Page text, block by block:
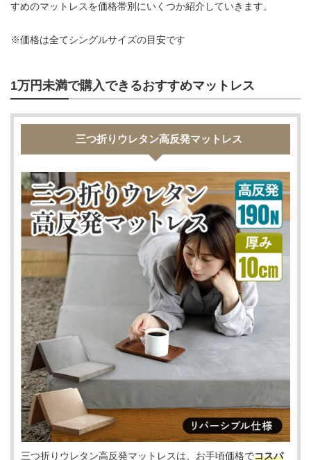
すめのマットレスを価格帯別にいくつか紹介していきます。
※価格は全てシングルサイズの目安です
1万円未満で購入できるおすすめマットレス
三つ折りウレタン高反発マットレス
三つ折りウレタン高反発マットレスは、お手頃価格でコスパ